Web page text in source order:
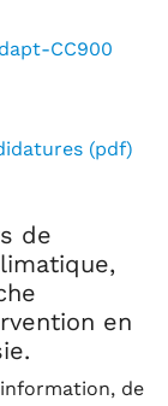
CC900
(pdf)
de
en
de